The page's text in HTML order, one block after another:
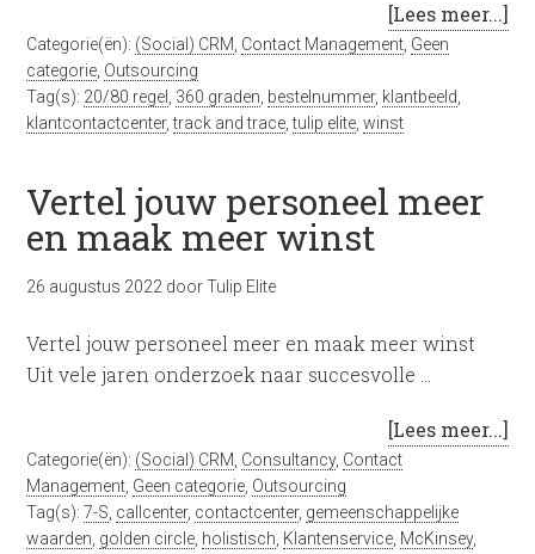
[Lees meer...]
Categorie(ën): (Social) CRM Contact Management Geen
categorie Outsourcing
Tag(s): 20/80 regel 360 graden bestelnummer, klantbeeld
klantcontactcenter,track and trace ,tulip elite ,winst
Vertel jouw personeel meer
en maak meer winst
26 augustus 2022 doorTulip Elite
Vertel jouw personeel meer en maak meer winst
Uit vele jaren onderzoek naar succesvolle …
[Lees meer...]
Categorie(ën): (Social) CRM Consultancy, Contact
Management Geen categorie Outsourcing
Tag(s):7-S callcenter, contactcenter, gemeenschappelijke
waarden golden circle holistisch Klantenservice McKinsey,